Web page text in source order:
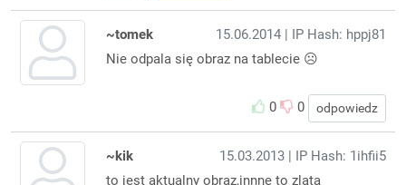
15.06.2014 | IP Hash: hppj81
~tomek
Nie odpala się obraz na tablecie ☹️
0 0 odpowiedz
15.03.2013 | IP Hash: 1ihfii5
~kik
to jest aktualny obraz,innne to zlata